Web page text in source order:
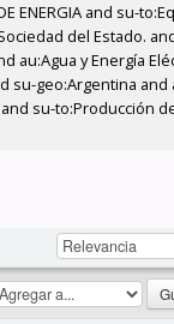
ENERGIA and su-
del Estado.
au:Agua y Energía
geo:Argentina and
su-to:Producción